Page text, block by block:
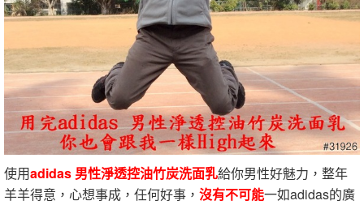
使用adidas 男性淨透控油竹炭洗面乳給你男性好魅力，整年
羊羊得意，心想事成，任何好事， 沒有不可能一如adidas的廣